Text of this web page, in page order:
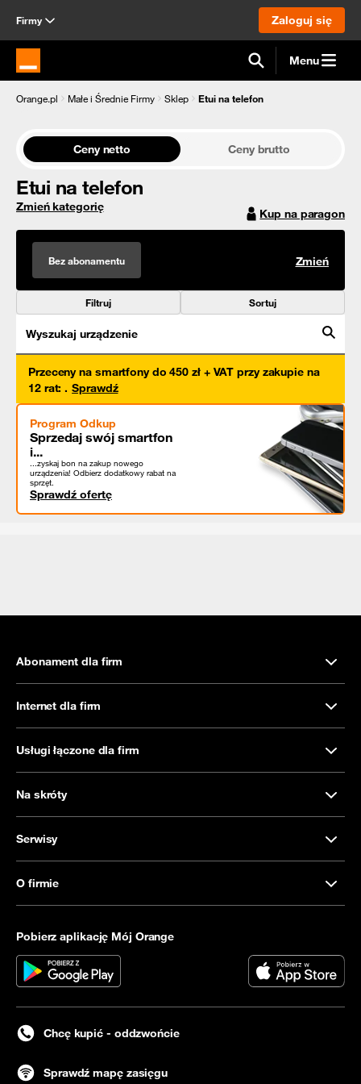
Firmy Zaloguj się
Strona główna Orange.pl Menu
Orange.pl Małe i Średnie Firmy Sklep Etui na telefon
Ceny netto Ceny brutto
Etui na telefon
Zmień kategorię Kup na paragon
Bez abonamentu Zmień
Filtruj Sortuj
Wyszukaj urządzenie
Przeceny na smartfony do 450 zł + VAT przy zakupie na
12 rat: . Sprawdź
Program Odkup
Sprzedaj swój smartfon
i...
...zyskaj bon na zakup nowego
urządzenia! Odbierz dodatkowy rabat na
sprzęt.
Sprawdź ofertę
Abonament dla firm
Internet dla firm
Usługi łączone dla firm
Na skróty
Serwisy
O firmie
Pobierz aplikację Mój Orange
Chcę kupić - oddzwońcie
Sprawdź mapę zasięgu